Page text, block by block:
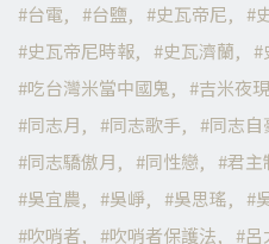
台電
台鹽 史瓦帝尼
史瓦帝尼時報
史瓦濟蘭
吃台灣米當中國鬼
吉米夜
同志月
同志歌手 同志自
同志驕傲月
同性戀 君主
吳宜農
吳崢 吳思瑤
吹哨者
吹哨者保護法 呂